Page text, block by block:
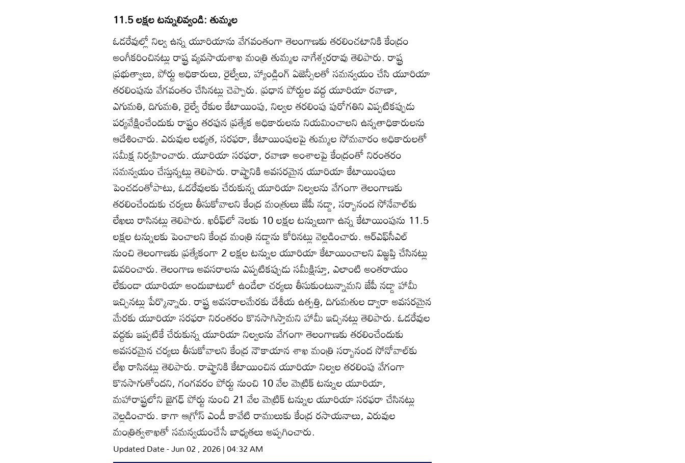
11.5 లక్షల టన్నులివ్వండి: తుమ్మల
ఓడరేవుల్లో నిల్వ ఉన్న యూరియాను వేగవంతంగా తెలంగాణకు తరలించటానికి కేంద్రం
అంగీకరించినట్లు రాష్ట్ర వ్యవసాయశాఖ మంత్రి తుమ్మల నాగేశ్వరరావు తెలిపారు. రాష్ట్ర
ప్రభుత్వాలు, పోర్టు అధికారులు, రైల్వేలు, హ్యాండ్లింగ్‌ ఏజెన్సీలతో సమన్వయం చేసి యూరియా
తరలింపును వేగవంతం చేసినట్లు చెప్పారు. ప్రధాన పోర్టుల వద్ద యూరియా రవాణా,
ఎగుమతి, దిగుమతి, రైల్వే రేకుల కేటాయింపు, నిల్వల తరలింపు పురోగతిని ఎప్పటికప్పుడు
పర్యవేక్షించేందుకు రాష్ట్రం తరఫున ప్రత్యేక అధికారులను నియమించాలని ఉన్నతాధికారులను
ఆదేశించారు. ఎరువుల లభ్యత, సరఫరా, కేటాయింపులపై తుమ్మల సోమవారం అధికారులతో
సమీక్ష నిర్వహించారు. యూరియా సరఫరా, రవాణా అంశాలపై కేంద్రంతో నిరంతరం
సమన్వయం చేస్తున్నట్లు తెలిపారు. రాష్ట్రానికి అవసరమైన యూరియా కేటాయింపులు
పెంచడంతోపాటు, ఓడరేవులకు చేరుకున్న యూరియా నిల్వలను వేగంగా తెలంగాణకు
తరలించేందుకు చర్యలు తీసుకోవాలని కేంద్ర మంత్రులు జేపీ నడ్డా, సర్బానంద సోనేవాల్‌కు
లేఖలు రాసినట్లు తెలిపారు. ఖరీఫ్‌లో నెలకు 10 లక్షల టన్నులుగా ఉన్న కేటాయింపును 11.5
లక్షల టన్నులకు పెంచాలని కేంద్ర మంత్రి నడ్డాను కోరినట్లు వెల్లడించారు. ఆర్‌ఎఫ్‌సీఎల్‌
నుంచి తెలంగాణకు ప్రత్యేకంగా 2 లక్షల టన్నుల యూరియా కేటాయించాలని విజ్ఞప్తి చేసినట్లు
వివరించారు. తెలంగాణ అవసరాలను ఎప్పటికప్పుడు సమీక్షిస్తూ, ఎలాంటి అంతరాయం
లేకుండా యూరియా అందుబాటులో ఉండేలా చర్యలు తీసుకుంటున్నామని జేపీ నడ్డా హామీ
ఇచ్చినట్లు పేర్కొన్నారు. రాష్ట్ర అవసరాలమేరకు దేశీయ ఉత్పత్తి, దిగుమతుల ద్వారా అవసరమైన
మేరకు యూరియా సరఫరా నిరంతరం కొనసాగిస్తామని హామీ ఇచ్చినట్లు తెలిపారు. ఓడరేవుల
వద్దకు ఇప్పటికే చేరుకున్న యూరియా నిల్వలను వేగంగా తెలంగాణకు తరలించేందుకు
అవసరమైన చర్యలు తీసుకోవాలని కేంద్ర నౌకాయాన శాఖ మంత్రి సర్బానంద సోనోవాల్‌కు
లేఖ రాసినట్లు తెలిపారు. రాష్ట్రానికి కేటాయించిన యూరియా నిల్వల తరలింపు వేగంగా
కొనసాగుతోందని, గంగవరం పోర్టు నుంచి 10 వేల మెట్రిక్‌ టన్నుల యూరియా,
మహారాష్ట్రలోని జైగఢ్‌ పోర్టు నుంచి 21 వేల మెట్రిక్‌ టన్నుల యూరియా సరఫరా చేసినట్లు
వెల్లడించారు. కాగా ఆగ్రోస్‌ ఎండీ కావేటి రాములుకు కేంద్ర రసాయనాలు, ఎరువుల
మంత్రిత్వశాఖతో సమన్వయంచేసే బాధ్యతలు అప్పగించారు.
Updated Date - Jun 02 , 2026 | 04:32 AM